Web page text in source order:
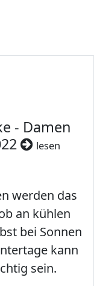
- Damen
lesen
werden das
an kühlen
bei Sonnen
kann
sein.